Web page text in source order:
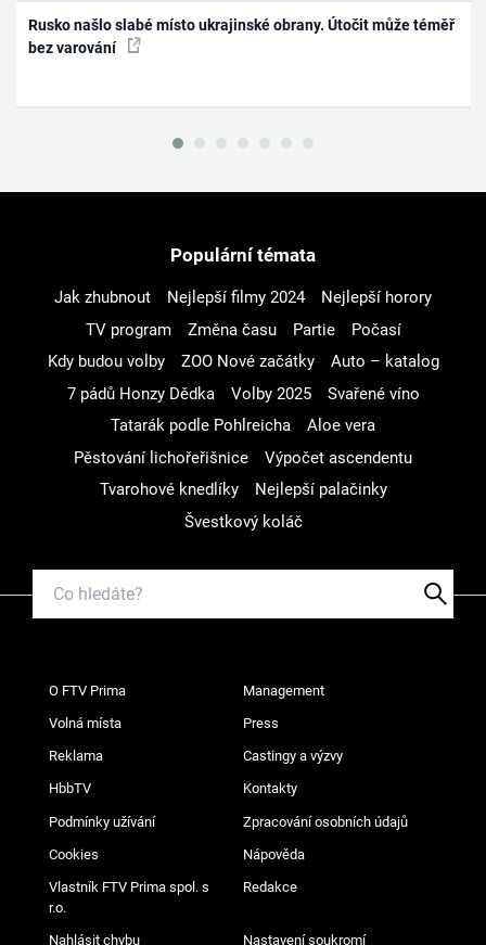
Rusko našlo slabé místo ukrajinské obrany. Útočit může téměř
bez varování
Populární témata
Jak zhubnout Nejlepší filmy 2024
Nejlepší horory
TV program
Změna času Partie
Počasí
Kdy budou volby
ZOO Nové začátky
Auto – katalog
7 pádů Honzy Dědka
Volby 2025
Svařené víno
Tatarák podle Pohlreicha
Aloe vera
Pěstování lichořeřišnice
Výpočet ascendentu
Tvarohové knedlíky
Nejlepší palačinky
Švestkový koláč
O FTV Prima Management
Volná místa Press
Reklama Castingy a výzvy
HbbTV Kontakty
Podmínky užívání Zpracování osobních údajů
Cookies Nápověda
Vlastník FTV Prima spol. s
r.o.
Redakce
Nahlásit chybu Nastavení soukromí